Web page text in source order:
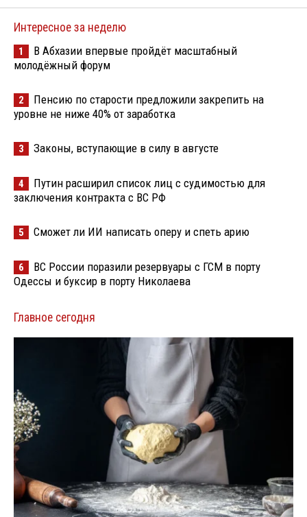
Интересное за неделю
1
В Абхазии впервые пройдёт масштабный
молодёжный форум
2
Пенсию по старости предложили закрепить на
уровне не ниже 40% от заработка
3 Законы, вступающие в силу в августе
4
Путин расширил список лиц с судимостью для
заключения контракта с ВС РФ
5 Сможет ли ИИ написать оперу и спеть арию
6
ВС России поразили резервуары с ГСМ в порту
Одессы и буксир в порту Николаева
Главное сегодня